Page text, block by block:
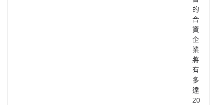
的
合
資
企
業
將
有
多
達
20